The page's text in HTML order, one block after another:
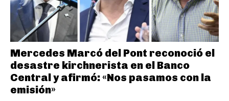
Mercedes Marcó del Pont reconoció el
desastre kirchnerista en el Banco
Central y afirmó: «Nos pasamos con la
emisión»